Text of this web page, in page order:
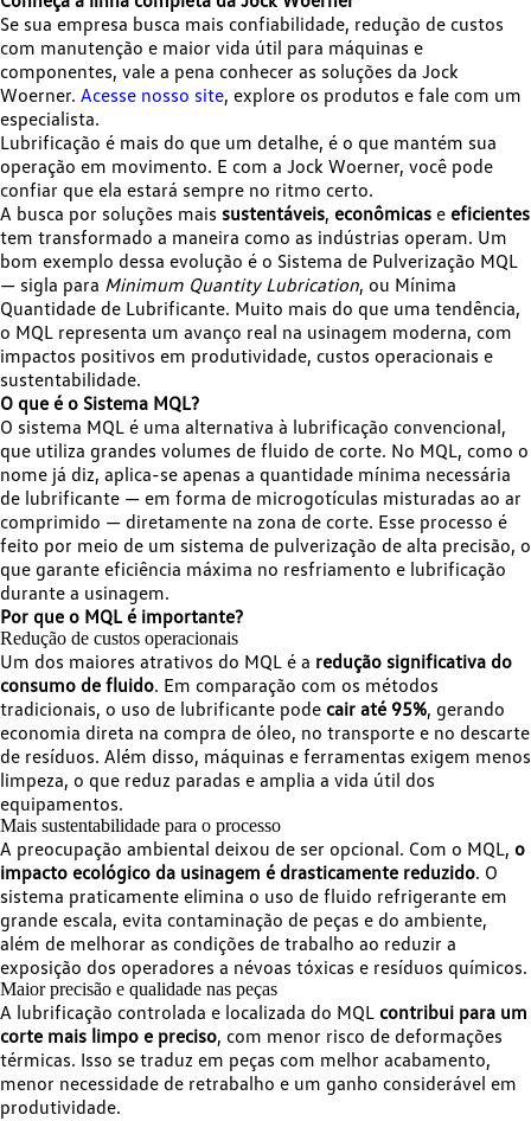
Se sua empresa busca mais confiabilidade, redução de custos
com manutenção e maior vida útil para máquinas e
componentes, vale a pena conhecer as soluções da Jock
Woerner. Acesse nosso site, explore os produtos e fale com um
especialista.
Lubrificação é mais do que um detalhe, é o que mantém sua
operação em movimento. E com a Jock Woerner, você pode
confiar que ela estará sempre no ritmo certo.
A busca por soluções mais sustentáveis, econômicas e eficientes
tem transformado a maneira como as indústrias operam. Um
bom exemplo dessa evolução é o Sistema de Pulverização MQL
— sigla para Minimum Quantity Lubrication, ou Mínima
Quantidade de Lubrificante. Muito mais do que uma tendência,
o MQL representa um avanço real na usinagem moderna, com
impactos positivos em produtividade, custos operacionais e
sustentabilidade.
O que é o Sistema MQL?
O sistema MQL é uma alternativa à lubrificação convencional,
que utiliza grandes volumes de fluido de corte. No MQL, como o
nome já diz, aplica-se apenas a quantidade mínima necessária
de lubrificante — em forma de microgotículas misturadas ao ar
comprimido — diretamente na zona de corte. Esse processo é
feito por meio de um sistema de pulverização de alta precisão, o
que garante eficiência máxima no resfriamento e lubrificação
durante a usinagem.
Por que o MQL é importante?
Redução de custos operacionais
Um dos maiores atrativos do MQL é a redução significativa do
consumo de fluido. Em comparação com os métodos
tradicionais, o uso de lubrificante pode cair até 95%, gerando
economia direta na compra de óleo, no transporte e no descarte
de resíduos. Além disso, máquinas e ferramentas exigem menos
limpeza, o que reduz paradas e amplia a vida útil dos
equipamentos.
Mais sustentabilidade para o processo
A preocupação ambiental deixou de ser opcional. Com o MQL, o
impacto ecológico da usinagem é drasticamente reduzido. O
sistema praticamente elimina o uso de fluido refrigerante em
grande escala, evita contaminação de peças e do ambiente,
além de melhorar as condições de trabalho ao reduzir a
exposição dos operadores a névoas tóxicas e resíduos químicos.
Maior precisão e qualidade nas peças
A lubrificação controlada e localizada do MQL contribui para um
corte mais limpo e preciso, com menor risco de deformações
térmicas. Isso se traduz em peças com melhor acabamento,
menor necessidade de retrabalho e um ganho considerável em
produtividade.